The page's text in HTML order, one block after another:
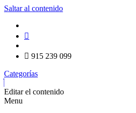
Saltar al contenido
915 239 099
Categorías
Editar el contenido
Menu